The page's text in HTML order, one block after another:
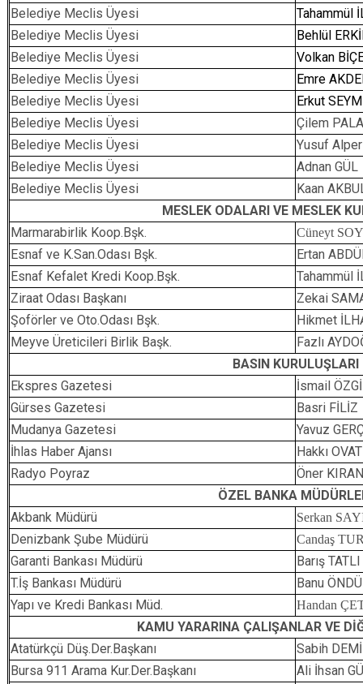
Belediye Meclis Üyesi
Tahammül
Belediye Meclis Üyesi
Behlül
Belediye Meclis Üyesi
Volkan
Belediye Meclis Üyesi
Emre
Belediye Meclis Üyesi
Erkut
Belediye Meclis Üyesi
Çilem
Belediye Meclis Üyesi
Yusuf
Belediye Meclis Üyesi
Adnan GÜL
Belediye Meclis Üyesi
Kaan
MESLEK ODALARI VE MESLEK
Marmarabirlik Koop.Bşk.
Cüneyt
Esnaf ve K.San.Odası Bşk.
Ertan
Esnaf Kefalet Kredi Koop.Bşk.
Tahammül
Ziraat Odası Başkanı
Zekai
Şoförler ve Oto.Odası Bşk.
Hikmet
Meyve Üreticileri Birlik Başk.
Fazlı
BASIN KURULUŞLARI
Ekspres Gazetesi
İsmail
Gürses Gazetesi
Basri FİLİZ
Mudanya Gazetesi
Yavuz
İhlas Haber Ajansı
Hakkı
Radyo Poyraz
Öner KIRAN
ÖZEL BANKA
Akbank Müdürü
Serkan
Denizbank Şube Müdürü Candaş
Garanti Bankası Müdürü
Barış TATLI
T.İş Bankası Müdürü
Banu
Yapı ve Kredi Bankası Müd.
Handan
KAMU YARARINA ÇALIŞANLAR VE
Atatürkçü Düş.Der.Başkanı
Sabih
Bursa 911 Arama Kur.Der.Başkanı
Ali İhsan